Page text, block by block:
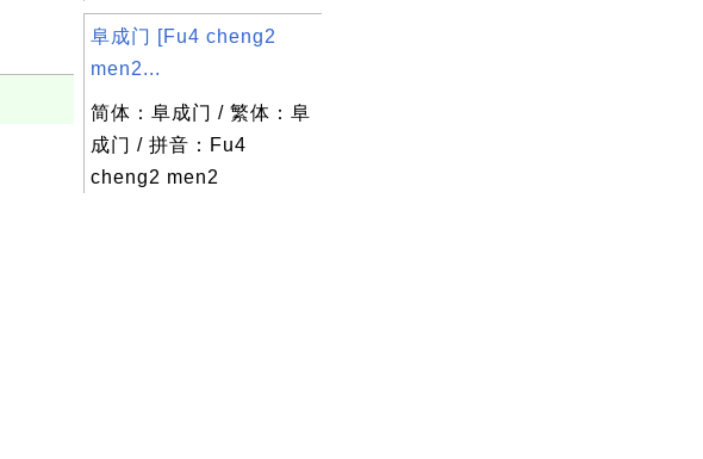
阜成门 [Fu4 cheng2
men2...
简体：阜成门 / 繁体：阜
成门 / 拼音：Fu4
cheng2 men2